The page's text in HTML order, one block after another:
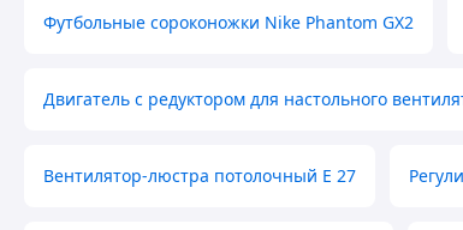
Футбольные сороконожки Nike Phantom GX2
Двигатель с редуктором для настольного
Вентилятор-люстра потолочный E 27